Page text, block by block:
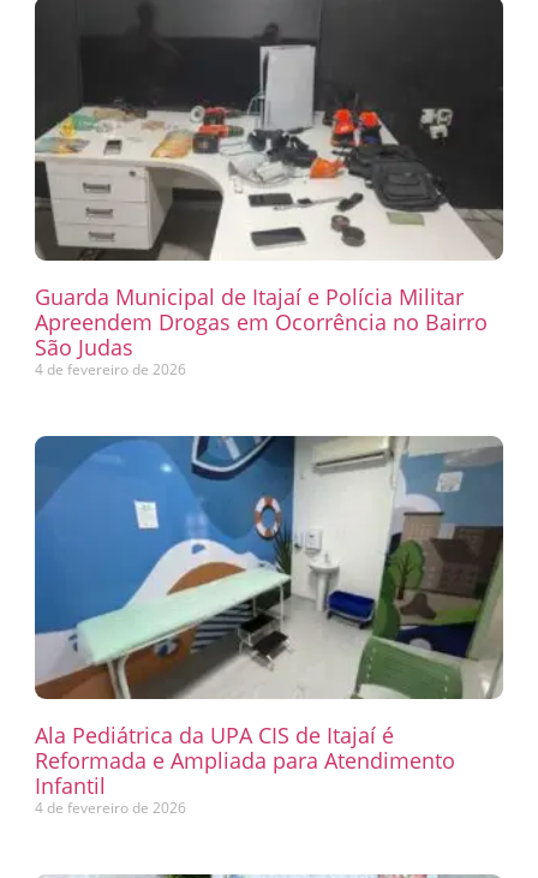
Guarda Municipal de Itajaí e Polícia Militar
Apreendem Drogas em Ocorrência no Bairro
São Judas
4 de fevereiro de 2026
Ala Pediátrica da UPA CIS de Itajaí é
Reformada e Ampliada para Atendimento
Infantil
4 de fevereiro de 2026